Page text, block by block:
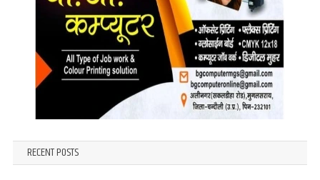
RECENT POSTS